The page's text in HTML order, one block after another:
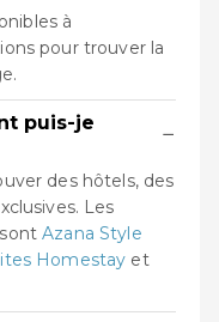
à
pour trouver la
puis-je
−
des hôtels, des
Les
sontAzana Style
Homestay et